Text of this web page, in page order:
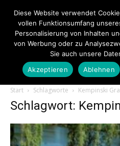
Start Schlagworte Kempinski
Schlagwort:
Diese Website verwendet
vollen Funktionsumfang
Personalisierung von Inhalten
von Werbung oder zu
Sie auch unsere
Akzeptieren
Ablehnen